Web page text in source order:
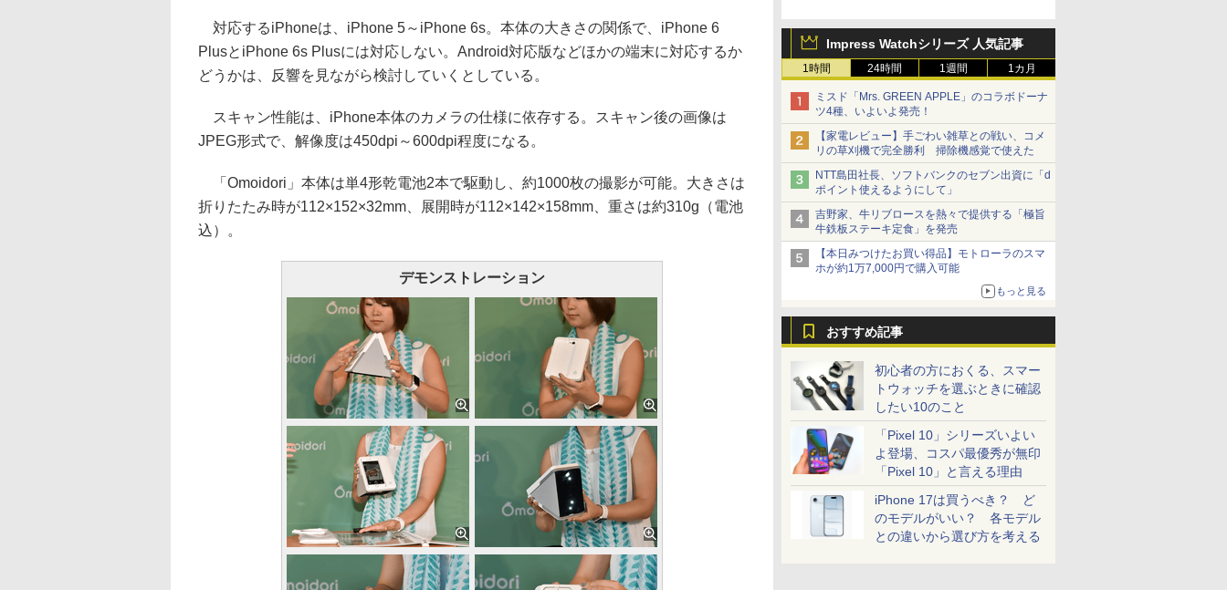
Impress Watchシリーズ 人気記事
1時間 24時間 1週間 1カ月
ミスド「Mrs. GREEN APPLE」のコラボドーナ
ツ4種、いよいよ発売！
【家電レビュー】手ごわい雑草との戦い、コメ
リの草刈機で完全勝利 掃除機感覚で使えた
NTT島田社長、ソフトバンクのセブン出資に「d
ポイント使えるようにして」
吉野家、牛リブロースを熱々で提供する「極旨
牛鉄板ステーキ定食」を発売
【本日みつけたお買い得品】モトローラのスマ
ホが約1万7,000円で購入可能
もっと見る
おすすめ記事
初心者の方におくる、スマー
トウォッチを選ぶときに確認
したい10のこと
「Pixel 10」シリーズいよい
よ登場、コスパ最優秀が無印
「Pixel 10」と言える理由
iPhone 17は買うべき？ ど
のモデルがいい？ 各モデル
との違いから選び方を考える
対応するiPhoneは、iPhone 5～iPhone 6s。本体の大きさの関係で、iPhone 6
PlusとiPhone 6s Plusには対応しない。Android対応版などほかの端末に対応するか
どうかは、反響を見ながら検討していくとしている。
スキャン性能は、iPhone本体のカメラの仕様に依存する。スキャン後の画像は
JPEG形式で、解像度は450dpi～600dpi程度になる。
「Omoidori」本体は単4形乾電池2本で駆動し、約1000枚の撮影が可能。大きさは
折りたたみ時が112×152×32mm、展開時が112×142×158mm、重さは約310g（電池
込）。
デモンストレーション